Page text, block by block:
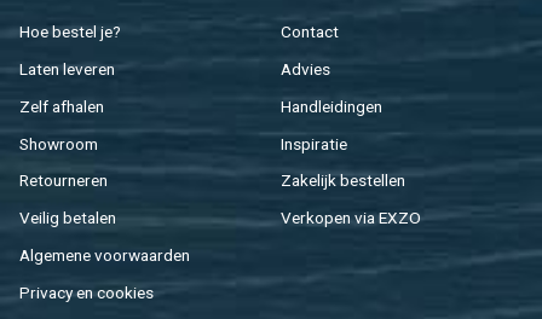
Hoe be­stel je?
Laten le­ve­ren
Zelf af­ha­len
Show­room
Re­tour­ne­ren
Vei­lig be­ta­len
Al­ge­me­ne voor­waar­den
Pri­va­cy en coo­kies
Con­tact
Ad­vies
Hand­lei­din­gen
In­spi­ra­tie
Za­ke­lijk be­stel­len
Ver­ko­pen via EXZO